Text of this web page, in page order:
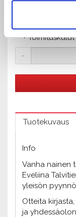
+
-
Tuotekuvaus
Info
Vanha nainen
Eveliina
yleisön
Otteita
ja